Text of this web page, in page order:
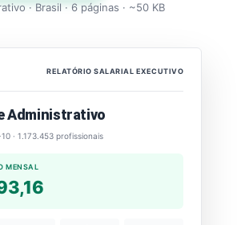
· Brasil · 6 páginas · ~50 KB
RELATÓRIO SALARIAL EXECUTIVO
Administrativo
· 1.173.453 profissionais
MENSAL